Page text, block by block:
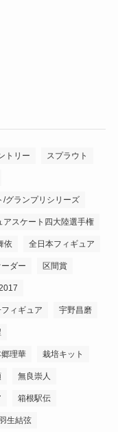
トリー スプラウト
/グランプリシリーズ
アスケート四大陸選手権
依 全日本フィギュア
ダー 区間賞
ィギュア 宇野昌磨
理華 栽培キット
無良崇人
箱根駅伝
生結弦